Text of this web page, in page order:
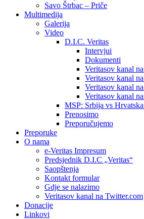
Savo Štrbac – Priče
Multimedija
Galerija
Video
D.I.C. Veritas
Intervjui
Dokumenti
Veritasov kanal
Veritasov kanal
Veritasov kanal
Veritasov kanal
MSP: Srbija vs
Prenosimo
Preporučujemo
Preporuke
O nama
e-Veritas Impresum
Predsjednik D.I.C „Veritas“
Saopštenja
Kontakt formular
Gdje se nalazimo
Veritasov kanal na Twitter.com
Donacije
Linkovi